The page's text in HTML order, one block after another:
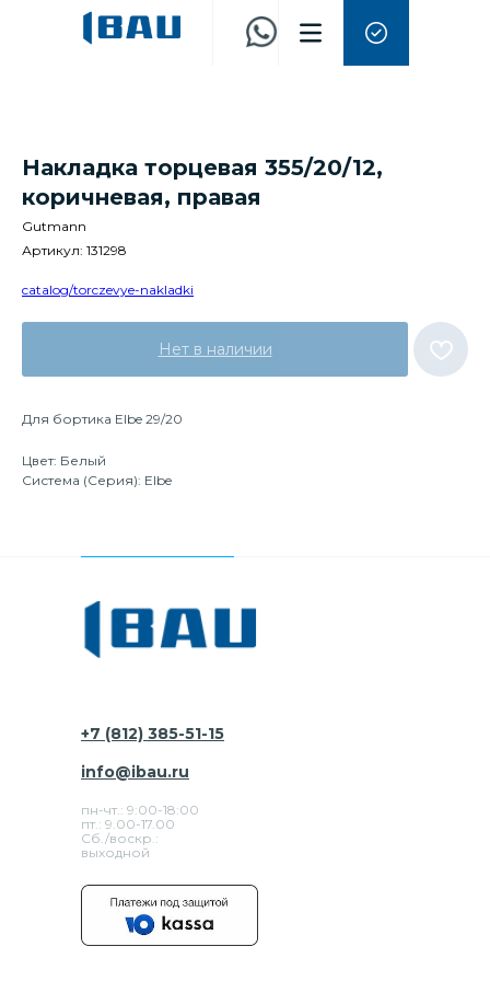
Накладка торцевая 355/20/12,
коричневая, правая
Gutmann
Артикул: 131298
catalog/torczevye-nakladki
Нет в наличии
Для бортика Elbe 29/20
Цвет: Белый
Система (Серия): Elbe
+7 (812) 385-51-15
пн-чт.: 9:00-18:00
пт.: 9.00-17.00
Сб./воскр.:
выходной
info@ibau.ru